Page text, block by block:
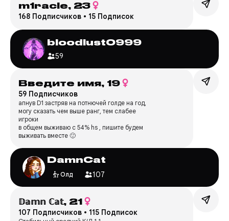
m1racle, 23
168 Подписчиков • 15 Подписок
bloodlust0999
59
Введите имя, 19
59 Подписчиков
апнув D1 застряв на потнючей голде на год,
могу сказать чем выше ранг, тем слабее
игроки
в общем выживаю с 54% hs , пишите будем
выживать вместе 🙂
DamnCat
Олд 107
𝔻𝕒𝕞𝕟 ℂ𝕒𝕥, 21
107 Подписчиков • 115 Подписок